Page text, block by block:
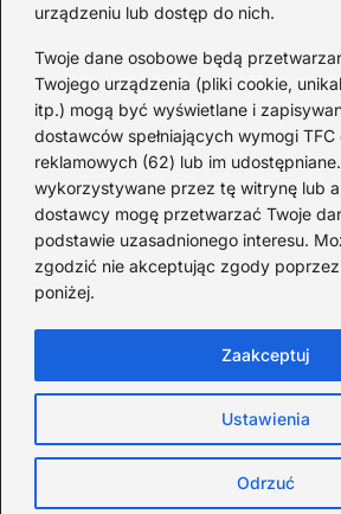
urządzeniu lub dostęp do nich.
Twoje dane osobowe będą
Twojego urządzenia (pliki cookie,
itp.) mogą być wyświetlane i
dostawców spełniających wymogi
reklamowych (62) lub im
wykorzystywane przez tę witrynę lub
dostawcy mogę przetwarzać Twoje
podstawie uzasadnionego interesu.
zgodzić nie akceptując zgody
poniżej.
Ustawienia
Odrzuć
Zaakceptuj
Redakcja
JazzJuniors.pl to miejsce dla rodziców,
animatorów i wszystkich, którzy
więcej niż dźwięki – to emocje, relacje i
Szukasz inspiracji do rodzinnego
Redakcja: Monika Zawadzka
Piłsudskiego 211AD, 14-714 Kielce
733 311 7511
Copyright ©
O Jazz Juniors
Ciasteczka
Zasady użytkowania